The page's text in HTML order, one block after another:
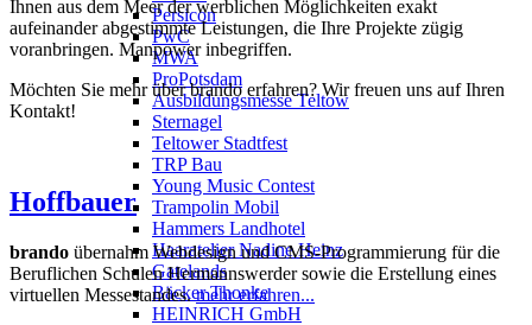
Persicon
PwC
MWA
ProPotsdam
Ausbildungsmesse Teltow
Sternagel
Teltower Stadtfest
TRP Bau
Young Music Contest
Trampolin Mobil
Hammers Landhotel
Haaratelier Nadine Heinz
Gatelands
Bäcker Thonke
HEINRICH GmbH
Ihnen aus dem Meer der werblichen Möglichkeiten exakt
aufeinander abgestimmte Leistungen, die Ihre Projekte zügig
voranbringen. Manpower inbegriffen.
Möchten Sie mehr über brando erfahren? Wir freuen uns auf Ihren
Kontakt!
Hoffbauer
brando übernahm Webdesign und CMS-Programmierung für die
Beruflichen Schulen Hermannswerder sowie die Erstellung eines
virtuellen Messestandes.mehr erfahren...